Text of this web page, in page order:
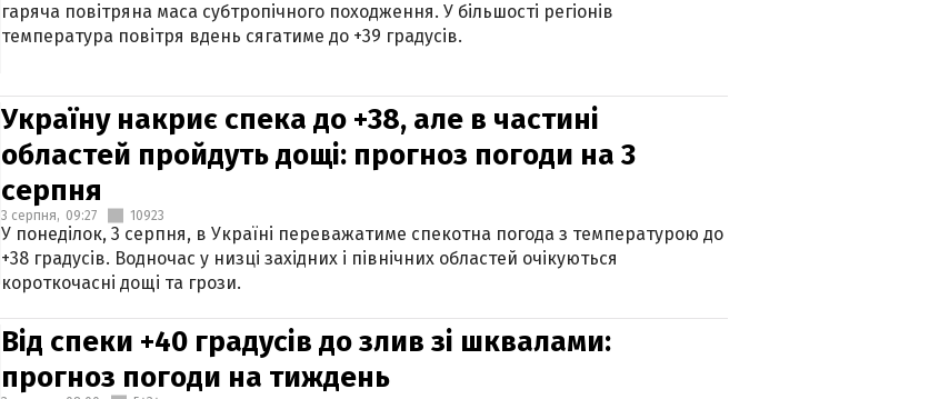
гаряча повітряна маса субтропічного походження. У більшості регіонів
температура повітря вдень сягатиме до +39 градусів.
Україну накриє спека до +38, але в частині
областей пройдуть дощі: прогноз погоди на 3
серпня
3 серпня, 09:27 10923
У понеділок, 3 серпня, в Україні переважатиме спекотна погода з температурою до
+38 градусів. Водночас у низці західних і північних областей очікуються
короткочасні дощі та грози.
Від спеки +40 градусів до злив зі шквалами:
прогноз погоди на тиждень